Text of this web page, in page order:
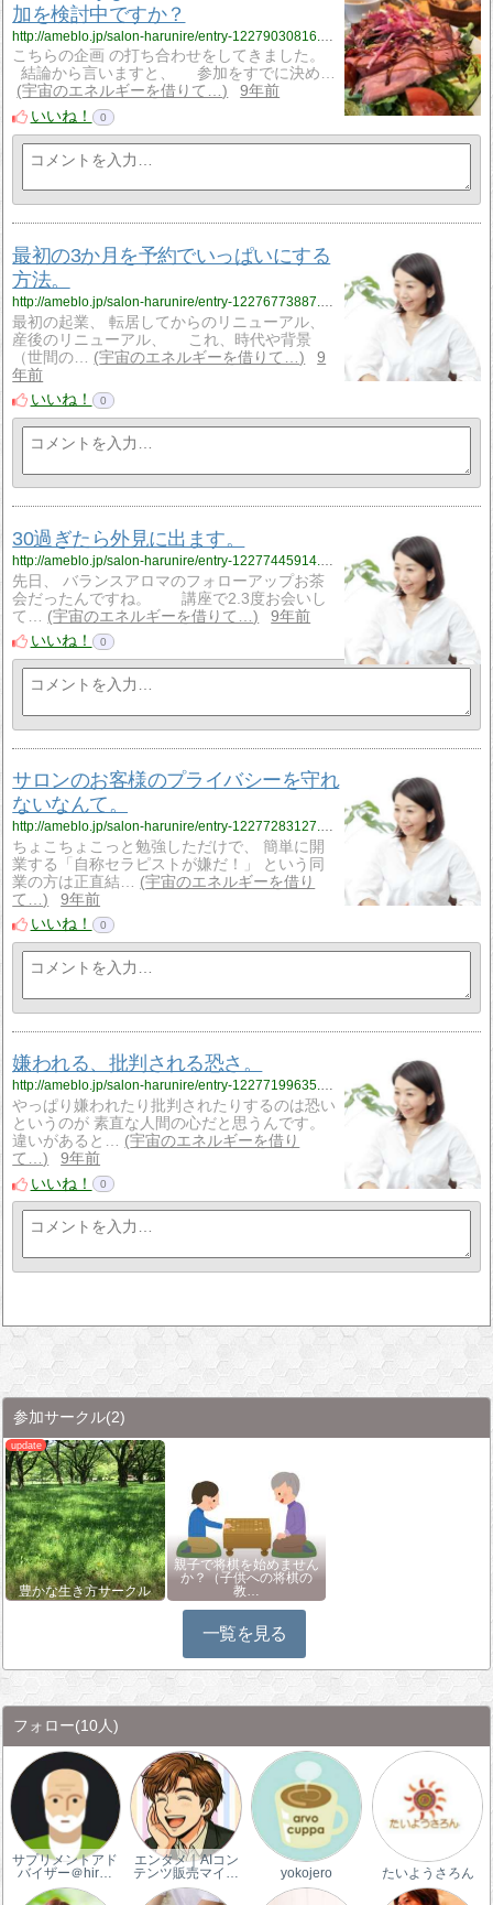
加を検討中ですか？
http://ameblo.jp/salon-harunire/entry-12279030816.html
こちらの企画 の打ち合わせをしてきました。
結論から言いますと、 参加をすでに決め…
宇宙のエネルギーを借りて…
9年前
いいね！
0
最初の3か月を予約でいっぱいにする
方法。
http://ameblo.jp/salon-harunire/entry-12276773887.html
最初の起業、 転居してからのリニューアル、
産後のリニューアル、 これ、時代や背景
（世間の…
宇宙のエネルギーを借りて…
9
年前
いいね！
0
30過ぎたら外見に出ます。
http://ameblo.jp/salon-harunire/entry-12277445914.html
先日、 バランスアロマのフォローアップお茶
会だったんですね。 講座で2.3度お会いし
て…
宇宙のエネルギーを借りて…
9年前
いいね！
0
サロンのお客様のプライバシーを守れ
ないなんて。
http://ameblo.jp/salon-harunire/entry-12277283127.html
ちょこちょこっと勉強しただけで、 簡単に開
業する「自称セラピストが嫌だ！」 という同
業の方は正直結…
宇宙のエネルギーを借り
て…
9年前
いいね！
0
嫌われる、批判される恐さ。
http://ameblo.jp/salon-harunire/entry-12277199635.html
やっぱり嫌われたり批判されたりするのは恐い
というのが 素直な人間の心だと思うんです。
違いがあると…
宇宙のエネルギーを借り
て…
9年前
いいね！
0
参加サークル(2)
豊かな生き方サークル
親子で将棋を始めません
か？（子供への将棋の
教…
一覧を見る
フォロー(10人)
サプリメントアド
バイザー＠hir…
エンタメ｜AIコン
テンツ販売マイ…
yokojero たいようさろん